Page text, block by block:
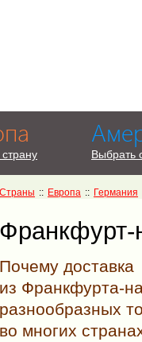
Выбрать
Страны :: Европа :: Германия
Почему доставка
из Франкфурта-
разнообразных
во многих